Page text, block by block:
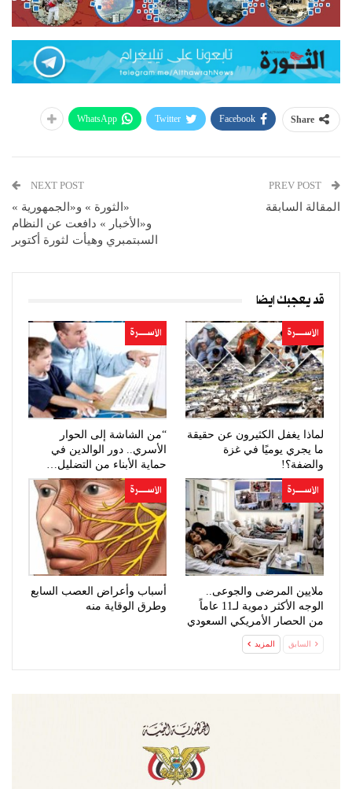
Share
Facebook
Twitter
WhatsApp
المقالة السابقة
NEXT POST
«الثورة » و«الجمهورية »
و«الأخبار » دافعت عن النظام
السبتمبري وهيأت لثورة أكتوبر
قد يعجبك ايضا
الأســــــرة
لماذا يغفل الكثيرون عن حقيقة
ما يجري يوميًا في غزة
والضفة؟!
الأســــــرة
“من الشاشة إلى الحوار
الأسري.. دور الوالدين في
حماية الأبناء من التضليل…
الأســــــرة
ملايين المرضى والجوعى..
الوجه الأكثر دموية لـ11 عاماً
من الحصار الأمريكي السعودي
الأســــــرة
أسباب وأعراض العصب السابع
وطرق الوقاية منه
السابق المزيد